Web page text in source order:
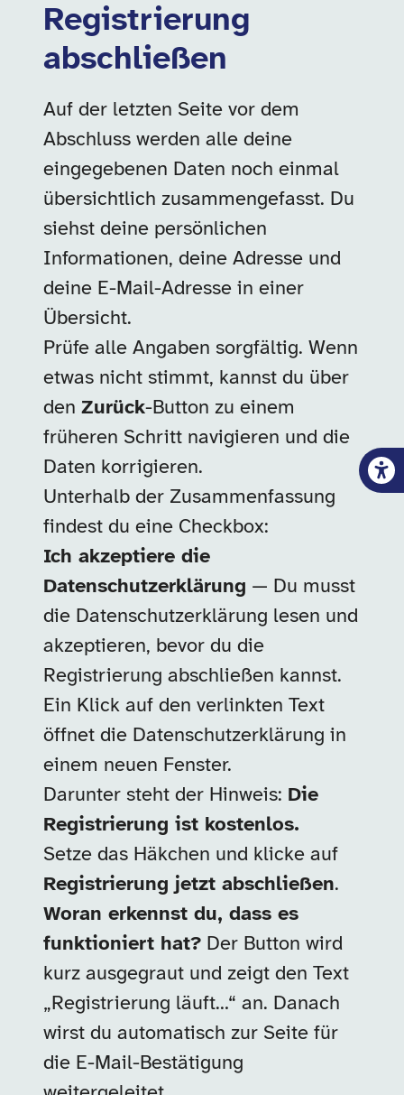
Registrierung
abschließen
Auf der letzten Seite vor dem
Abschluss werden alle deine
eingegebenen Daten noch einmal
übersichtlich zusammengefasst. Du
siehst deine persönlichen
Informationen, deine Adresse und
deine E-Mail-Adresse in einer
Übersicht.
Prüfe alle Angaben sorgfältig. Wenn
etwas nicht stimmt, kannst du über
den Zurück-Button zu einem
früheren Schritt navigieren und die
Daten korrigieren.
Unterhalb der Zusammenfassung
findest du eine Checkbox:
Ich akzeptiere die
Datenschutzerklärung — Du musst
die Datenschutzerklärung lesen und
akzeptieren, bevor du die
Registrierung abschließen kannst.
Ein Klick auf den verlinkten Text
öffnet die Datenschutzerklärung in
einem neuen Fenster.
Darunter steht der Hinweis: Die
Registrierung ist kostenlos.
Setze das Häkchen und klicke auf
Registrierung jetzt abschließen.
Woran erkennst du, dass es
funktioniert hat? Der Button wird
kurz ausgegraut und zeigt den Text
„Registrierung läuft…“ an. Danach
wirst du automatisch zur Seite für
die E-Mail-Bestätigung